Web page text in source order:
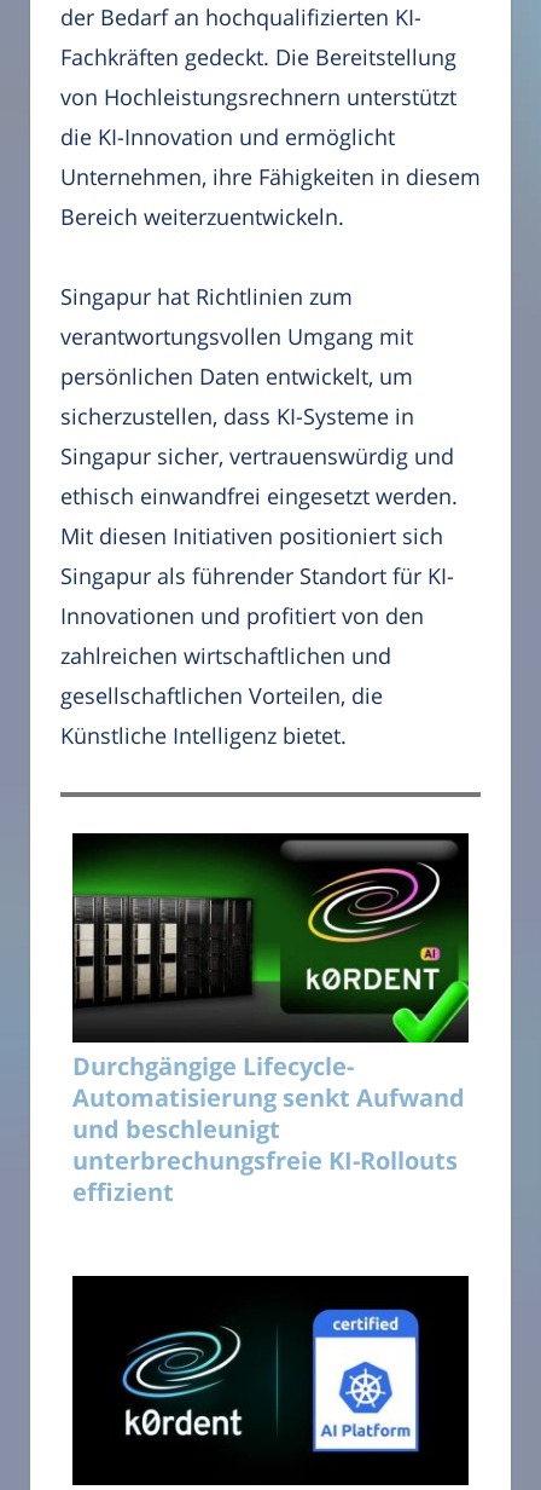
der Bedarf an hochqualifizierten KI-
Fachkräften gedeckt. Die Bereitstellung
von Hochleistungsrechnern unterstützt
die KI-Innovation und ermöglicht
Unternehmen, ihre Fähigkeiten in diesem
Bereich weiterzuentwickeln.
Singapur hat Richtlinien zum
verantwortungsvollen Umgang mit
persönlichen Daten entwickelt, um
sicherzustellen, dass KI-Systeme in
Singapur sicher, vertrauenswürdig und
ethisch einwandfrei eingesetzt werden.
Mit diesen Initiativen positioniert sich
Singapur als führender Standort für KI-
Innovationen und profitiert von den
zahlreichen wirtschaftlichen und
gesellschaftlichen Vorteilen, die
Künstliche Intelligenz bietet.
Durchgängige Lifecycle-
Automatisierung senkt Aufwand
und beschleunigt
unterbrechungsfreie KI-Rollouts
effizient